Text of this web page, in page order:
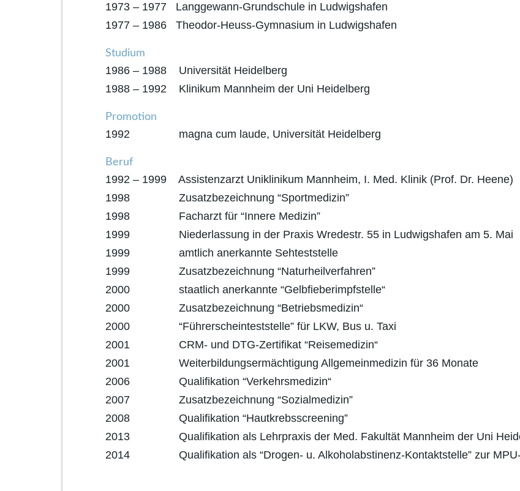
1973 – 1977 Langgewann-Grundschule in Ludwigshafen
1977 – 1986 Theodor-Heuss-Gymnasium in Ludwigshafen
Studium
1986 – 1988 Universität Heidelberg
1988 – 1992 Klinikum Mannheim der Uni Heidelberg
Promotion
1992 magna cum laude, Universität Heidelberg
Beruf
1992 – 1999 Assistenzarzt Uniklinikum Mannheim, I. Med. Klinik (Prof. Dr. Heene)
1998 Zusatzbezeichnung “Sportmedizin”
1998 Facharzt für “Innere Medizin”
1999 Niederlassung in der Praxis Wredestr. 55 in Ludwigshafen am 5. Mai
1999 amtlich anerkannte Sehteststelle
1999 Zusatzbezeichnung “Naturheilverfahren”
2000 staatlich anerkannte “Gelbfieberimpfstelle“
2000 Zusatzbezeichnung “Betriebsmedizin“
2000 “Führerscheinteststelle” für LKW, Bus u. Taxi
2001 CRM- und DTG-Zertifikat “Reisemedizin“
2001 Weiterbildungsermächtigung Allgemeinmedizin für 36 Monate
2006 Qualifikation “Verkehrsmedizin“
2007 Zusatzbezeichnung “Sozialmedizin”
2008 Qualifikation “Hautkrebsscreening”
2013 Qualifikation als Lehrpraxis der Med. Fakultät Mannheim der Uni
2014 Qualifikation als “Drogen- u. Alkoholabstinenz-Kontaktstelle” zur MPU-